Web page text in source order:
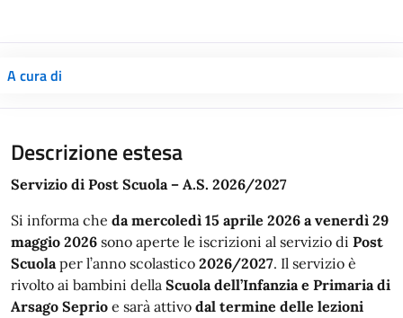
A cura di
Descrizione estesa
Servizio di Post Scuola – A.S. 2026/2027
Si informa che da mercoledì 15 aprile 2026 a venerdì 29
maggio 2026 sono aperte le iscrizioni al servizio di Post
Scuolaper l’anno scolastico 2026/2027. Il servizio è
rivolto ai bambini della Scuola dell’Infanzia e Primaria di
Arsago Seprio e sarà attivo dal termine delle lezioni